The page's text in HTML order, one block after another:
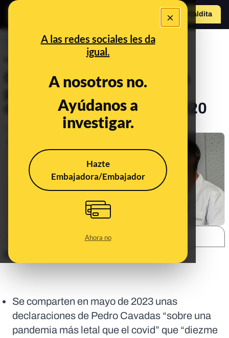
×
A las redes sociales les da
igual.
A nosotros no.
Ayúdanos a
investigar.
Hazte
Embajadora/Embajador
Ahora no
Hazte Maldito
a
PREBUNKING
“La advertencia de Pedro
Cavadas” sobre una nueva
pandemia: declaraciones
descontextualizadas de 2020
May 26, 2023, 5:23:53 PM
En corto:
Se comparten en mayo de 2023 unas
declaraciones de Pedro Cavadas “sobre una
pandemia más letal que el covid” que “diezme